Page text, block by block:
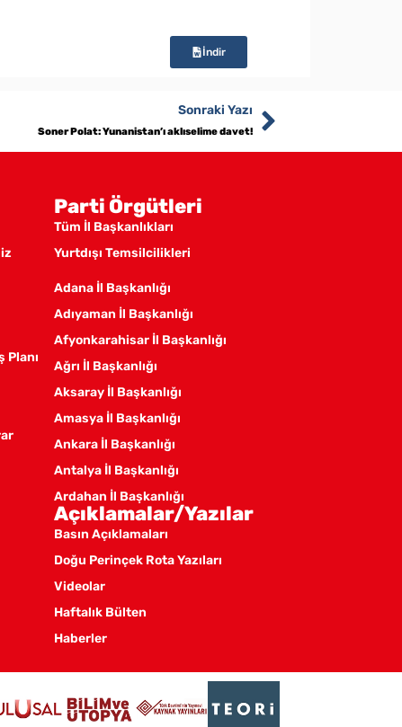
İndir
Sonraki Yazı
Soner Polat: Yunanistan’ı aklıselime davet!
Planı
Parti Örgütleri
Tüm İl Başkanlıkları
Yurtdışı Temsilcilikleri
Adana İl Başkanlığı
Adıyaman İl Başkanlığı
Afyonkarahisar İl Başkanlığı
Ağrı İl Başkanlığı
Aksaray İl Başkanlığı
Amasya İl Başkanlığı
Ankara İl Başkanlığı
Antalya İl Başkanlığı
Ardahan İl Başkanlığı
Artvin İl Başkanlığı
Bitlis İl Başkanlığı
Açıklamalar/Yazılar
Basın Açıklamaları
Doğu Perinçek Rota Yazıları
Videolar
Haftalık Bülten
Haberler